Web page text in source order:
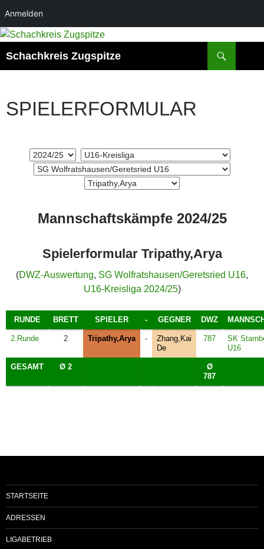
Anmelden
Zum
springen
Schachkreis Zugspitze
SPIELERFORMULAR
Mannschaftskämpfe 2024/25
Spielerformular Tripathy,Arya
(DWZ-Auswertung, SG Wolfratshausen/Geretsried U16,
U16-Kreisliga 2024/25)
RUNDE BRETT SPIELER - GEGNER DWZ
2.Runde 2 Tripathy,Arya -
Zhang,Kai
De
787
SK
U16
GESAMT Ø 2
Ø
787
STARTSEITE
ADRESSEN
LIGABETRIEB